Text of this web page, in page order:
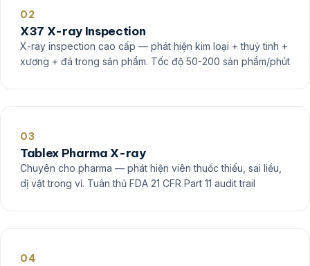
02
X37 X-ray Inspection
X-ray inspection cao cấp — phát hiện kim loại + thuỷ tinh +
xương + đá trong sản phẩm. Tốc độ 50-200 sản phẩm/phút
03
Tablex Pharma X-ray
Chuyên cho pharma — phát hiện viên thuốc thiếu, sai liều,
dị vật trong vỉ. Tuân thủ FDA 21 CFR Part 11 audit trail
04